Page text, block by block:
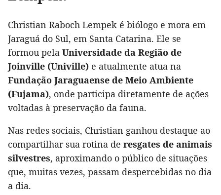
Christian Raboch Lempek é biólogo e mora em
Jaraguá do Sul, em Santa Catarina. Ele se
formou pela Universidade da Região de
Joinville (Univille) e atualmente atua na
Fundação Jaraguaense de Meio Ambiente
(Fujama), onde participa diretamente de ações
voltadas à preservação da fauna.
Nas redes sociais, Christian ganhou destaque ao
compartilhar sua rotina de resgates de animais
silvestres, aproximando o público de situações
que, muitas vezes, passam despercebidas no dia
a dia.